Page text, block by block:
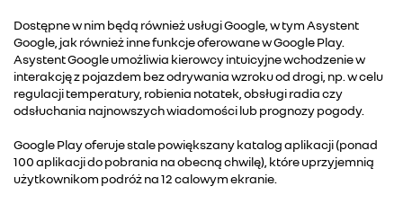
Dostępne w nim będą również usługi Google, w tym Asystent
Google, jak również inne funkcje oferowane w Google Play.
Asystent Google umożliwia kierowcy intuicyjne wchodzenie w
interakcję z pojazdem bez odrywania wzroku od drogi, np. w celu
regulacji temperatury, robienia notatek, obsługi radia czy
odsłuchania najnowszych wiadomości lub prognozy pogody.
Google Play oferuje stale powiększany katalog aplikacji (ponad
100 aplikacji do pobrania na obecną chwilę), które uprzyjemnią
użytkownikom podróż na 12 calowym ekranie.